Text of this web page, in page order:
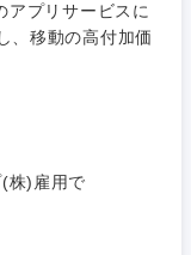
アプリサービスに
、移動の高付加価
株)雇用で
県